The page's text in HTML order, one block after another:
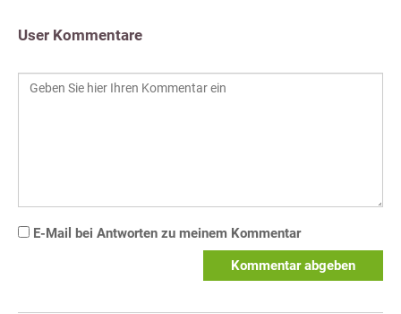
User Kommentare
E-Mail bei Antworten zu meinem Kommentar
Kommentar abgeben